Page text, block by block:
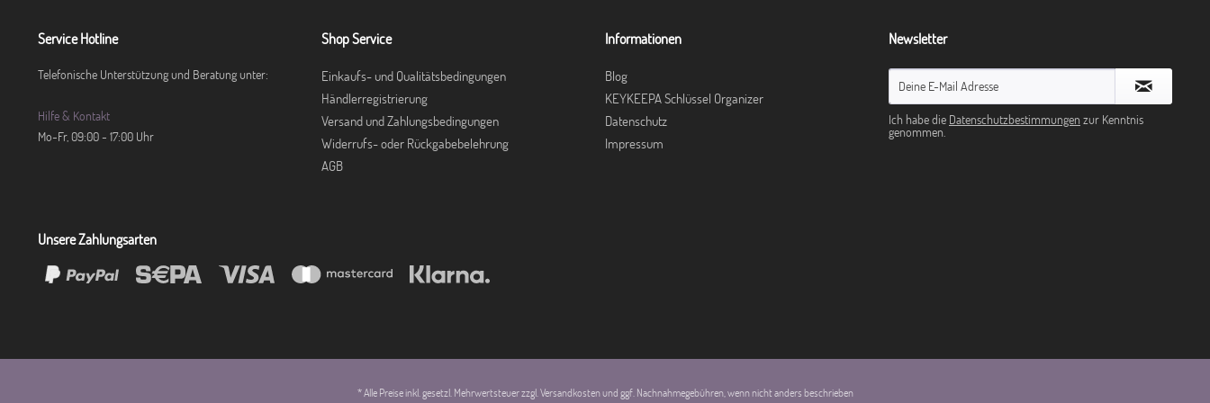
Service Hotline
Telefonische Unterstützung und Beratung unter:
Hilfe & Kontakt
Mo-Fr, 09:00 - 17:00 Uhr
Shop Service
Einkaufs- und Qualitätsbedingungen
Händlerregistrierung
Versand und Zahlungsbedingungen
Widerrufs- oder Rückgabebelehrung
AGB
Informationen
Blog
KEYKEEPA Schlüssel Organizer
Datenschutz
Impressum
Newsletter
Ich habe die Datenschutzbestimmungen zur Kenntnis
genommen.
Unsere Zahlungsarten
* Alle Preise inkl. gesetzl. Mehrwertsteuer zzgl. Versandkosten und ggf. Nachnahmegebühren, wenn nicht anders beschrieben